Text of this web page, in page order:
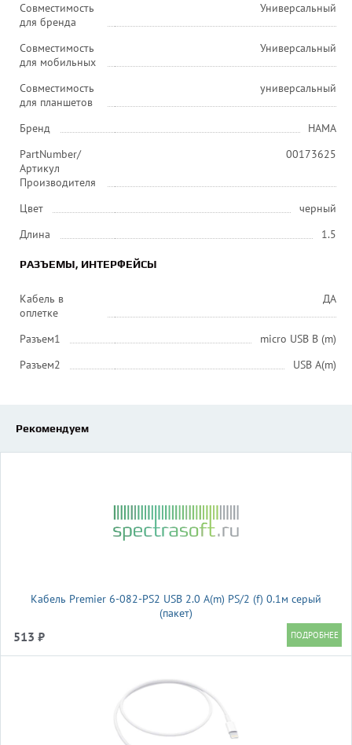
Совместимость
для бренда
Универсальный
Совместимость
для мобильных
Универсальный
Совместимость
для планшетов
универсальный
Бренд
HAMA
PartNumber/
Артикул
Производителя
00173625
Цвет
черный
Длина
1.5
РАЗЪЕМЫ, ИНТЕРФЕЙСЫ
Кабель в
оплетке
ДА
Разъем1
micro USB B (m)
Разъем2
USB A(m)
Рекомендуем
Кабель Premier 6-082-PS2 USB 2.0 A(m) PS/2 (f) 0.1м серый
(пакет)
513 ₽